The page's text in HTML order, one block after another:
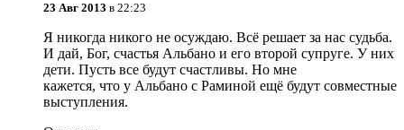
23 Авг 2013 в 22:23
Я никогда никого не осуждаю. Всё решает за нас судьба.
И дай, Бог, счастья Альбано и его второй супруге. У них
дети. Пусть все будут счастливы. Но мне
кажется, что у Альбано с Раминой ещё будут совместные
выступления.